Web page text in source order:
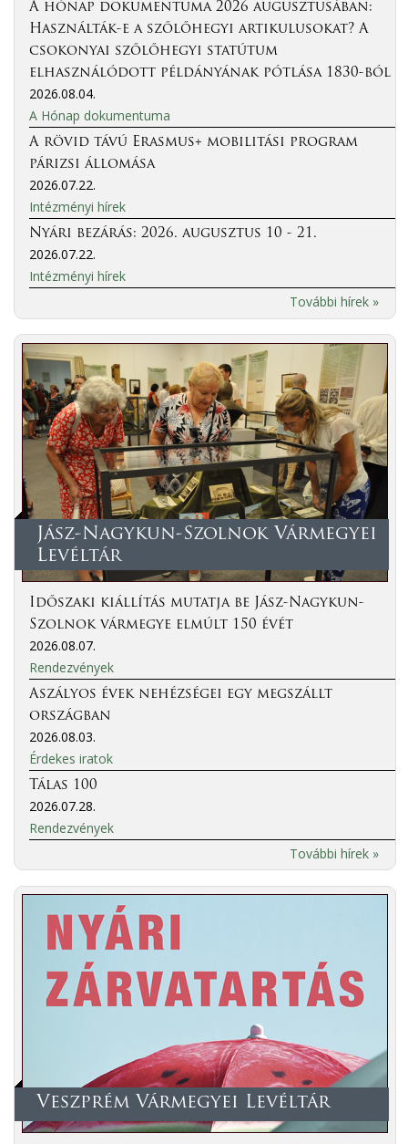
A hónap dokumentuma 2026 augusztusában:
Használták-e a szőlőhegyi artikulusokat? A
csokonyai szőlőhegyi statútum
elhasználódott példányának pótlása 1830-ból
2026.08.04.
A Hónap dokumentuma
A rövid távú Erasmus+ mobilitási program
párizsi állomása
2026.07.22.
Intézményi hírek
Nyári bezárás: 2026. augusztus 10 - 21.
2026.07.22.
Intézményi hírek
További hírek »
Jász-Nagykun-Szolnok Vármegyei
Levéltár
Időszaki kiállítás mutatja be Jász-Nagykun-
Szolnok vármegye elmúlt 150 évét
2026.08.07.
Rendezvények
Aszályos évek nehézségei egy megszállt
országban
2026.08.03.
Érdekes iratok
Tálas 100
2026.07.28.
Rendezvények
További hírek »
Veszprém Vármegyei Levéltár